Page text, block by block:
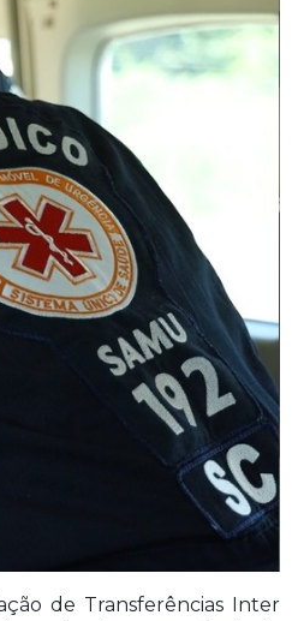
de Transferências Inter